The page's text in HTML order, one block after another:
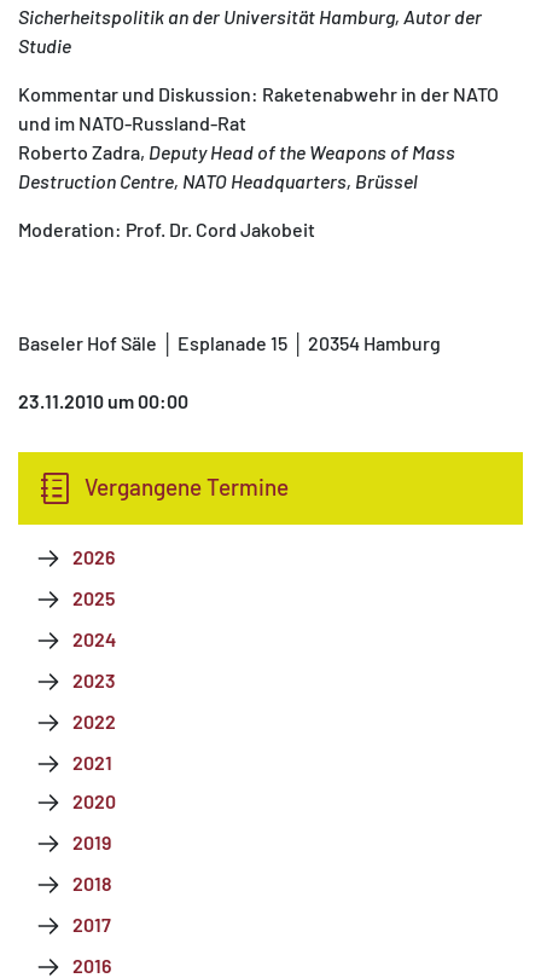
Sicherheitspolitik an der Universität Hamburg, Autor der
Studie
Kommentar und Diskussion: Raketenabwehr in der NATO
und im NATO-Russland-Rat
Roberto Zadra, Deputy Head of the Weapons of Mass
Destruction Centre, NATO Headquarters, Brüssel
Moderation: Prof. Dr. Cord Jakobeit
Baseler Hof Säle │ Esplanade 15 │ 20354 Hamburg
23.11.2010 um 00:00
Vergangene Termine
2026
2025
2024
2023
2022
2021
2020
2019
2018
2017
2016